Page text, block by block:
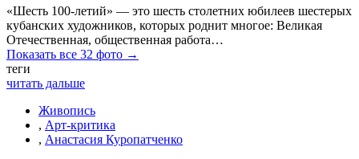
«Шесть 100-летий» — это шесть столетних юбилеев шестерых
кубанских художников, которых роднит многое: Великая
Отечественная, общественная работа…
Показать все 32 фото →
теги
читать дальше
Живопись
, Арт-критика
, Анастасия Куропатченко